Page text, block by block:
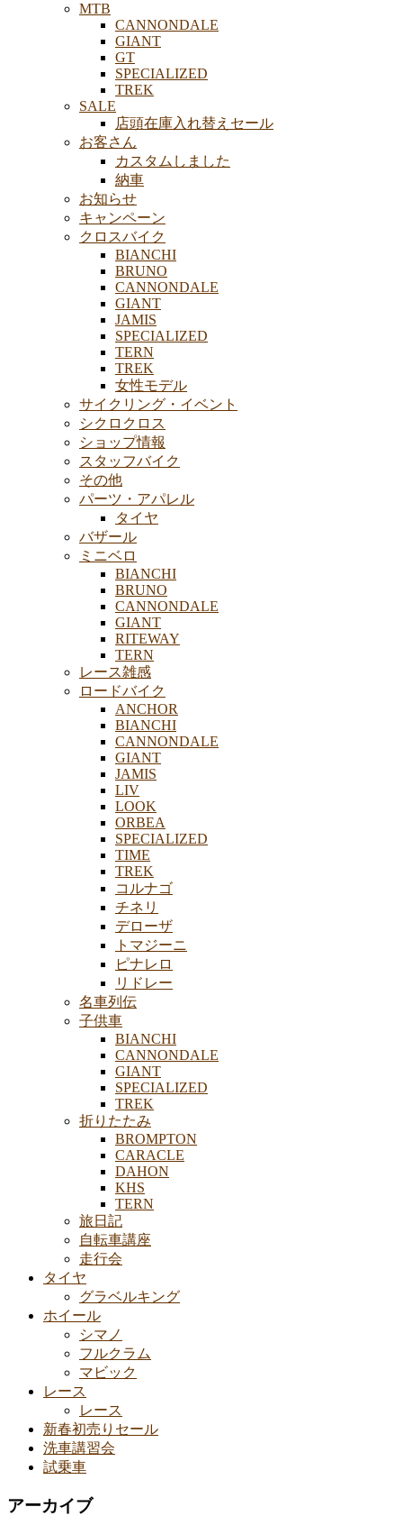
MTB
CANNONDALE
GIANT
GT
SPECIALIZED
TREK
SALE
店頭在庫入れ替えセール
お客さん
カスタムしました
納車
お知らせ
キャンペーン
クロスバイク
BIANCHI
BRUNO
CANNONDALE
GIANT
JAMIS
SPECIALIZED
TERN
TREK
女性モデル
サイクリング・イベント
シクロクロス
ショップ情報
スタッフバイク
その他
パーツ・アパレル
タイヤ
バザール
ミニベロ
BIANCHI
BRUNO
CANNONDALE
GIANT
RITEWAY
TERN
レース雑感
ロードバイク
ANCHOR
BIANCHI
CANNONDALE
GIANT
JAMIS
LIV
LOOK
ORBEA
SPECIALIZED
TIME
TREK
コルナゴ
チネリ
デローザ
トマジーニ
ピナレロ
リドレー
名車列伝
子供車
BIANCHI
CANNONDALE
GIANT
SPECIALIZED
TREK
折りたたみ
BROMPTON
CARACLE
DAHON
KHS
TERN
旅日記
自転車講座
走行会
タイヤ
グラベルキング
ホイール
シマノ
フルクラム
マビック
レース
レース
新春初売りセール
洗車講習会
試乗車
アーカイブ